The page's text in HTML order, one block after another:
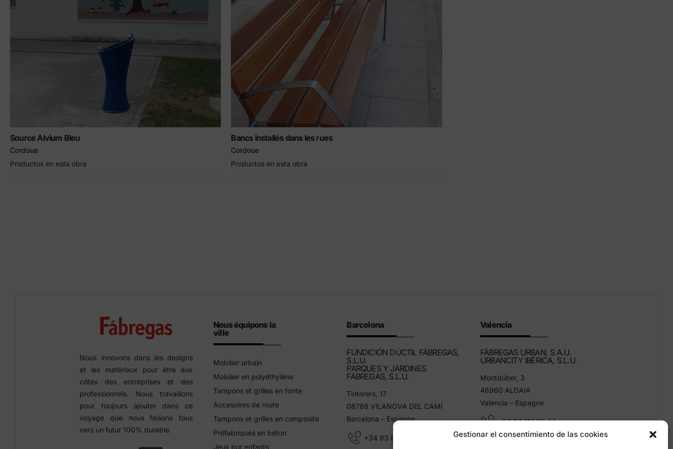
Gestionar el consentimiento de las cookies
Éléments préfabriqués en
Manuel d'installation du
couvercle
Produits Eco-Friendly
Source Alvium Bleu
Cordoue
Productos en esta obra
Bancs installés dans les rues
Cordoue
Productos en esta obra
Nous innovons dans les designs
et les matériaux pour être aux
côtés des entreprises et des
professionnels. Nous travaillons
pour toujours ajouter dans ce
voyage que nous faisons tous
vers un futur 100% durable.
Nous équipons la
ville
Mobilier urbain
Mobilier en polyéthylène
Tampons et grilles en fonte
Accesoires de route
Tampons et grilles en composite
Préfabriqués en béton
Jeux pur enfants
Barcelona
FUNDICIÓN DÚCTIL FÁBREGAS,
S.L.U.
PARQUES Y JARDINES
FÁBREGAS, S.L.U.
Tintorers, 17
08788 VILANOVA DEL CAMÍ
Barcelona – Espagne
+34 93 805 11 25
Valencia
FÁBREGAS URBAN, S.A.U.
URBANCITY IBÉRICA, S.L.U.
Montdúber, 3
46960 ALDAIA
Valencia – Espagne
+34 96 151 53 44